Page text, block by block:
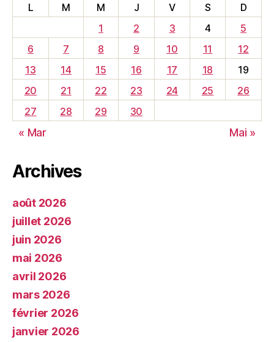
L
M M J V S
D
1
2 3 4
5
6
7 8 9 10 11
12
13
14 15 16 17 18
19
20
21 22 23 24 25
26
27
28 29 30
« Mar Mai »
Archives
août 2026
juillet 2026
juin 2026
mai 2026
avril 2026
mars 2026
février 2026
janvier 2026